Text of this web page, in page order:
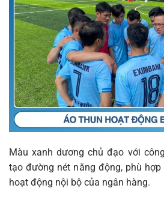
Màu xanh dương chủ đạo với
tạo đường nét năng động, phù
hoạt động nội bộ của ngân hàng.